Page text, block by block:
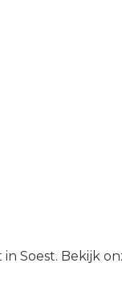
Soest. Bekijk